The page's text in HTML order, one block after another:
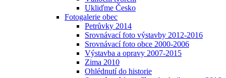
Ukliďme Česko
Fotogalerie obec
Petrůvky 2014
Srovnávací foto výstavby 2012-2016
Srovnávací foto obce 2000-2006
Výstavba a opravy 2007-2015
Zima 2010
Ohlédnutí do historie